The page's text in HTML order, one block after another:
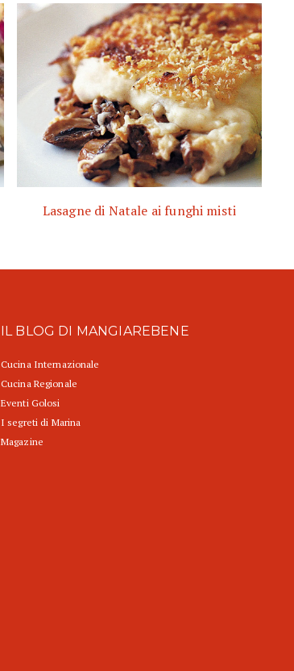
Lasagne di Natale ai funghi misti
IL BLOG DI MANGIAREBENE
Cucina Internazionale
Cucina Regionale
Eventi Golosi
I segreti di Marina
Magazine